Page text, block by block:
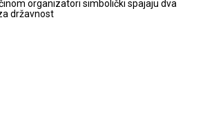
organizatori simbolički spajaju dva
državnost